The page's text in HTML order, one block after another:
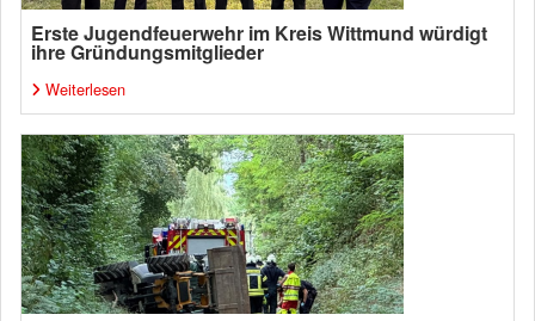
Erste Jugendfeuerwehr im Kreis Wittmund würdigt
ihre Gründungsmitglieder
Weiterlesen